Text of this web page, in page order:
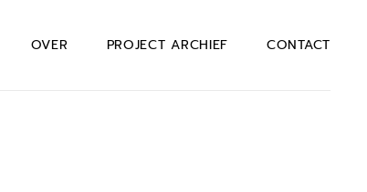
OVER PROJECT ARCHIEF CONTACT